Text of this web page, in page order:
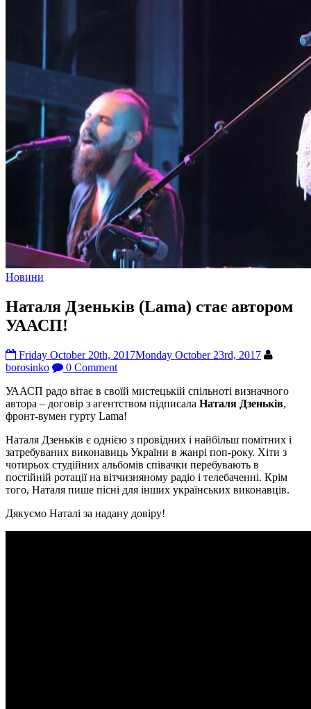
Новини
Наталя Дзеньків (Lama) стає автором
УААСП!
Friday October 20th, 2017Monday October 23rd, 2017
borosinko
0 Comment
УААСП радо вітає в своїй мистецькій спільноті визначного
автора – договір з агентством підписала Наталя Дзеньків,
фронт-вумен гурту Lama!
Наталя Дзеньків є однією з провідних і найбільш помітних і
затребуваних виконавиць України в жанрі поп-року. Хіти з
чотирьох студійних альбомів співачки перебувають в
постійній ротації на вітчизняному радіо і телебаченні. Крім
того, Наталя пише пісні для інших українських виконавців.
Дякуємо Наталі за надану довіру!